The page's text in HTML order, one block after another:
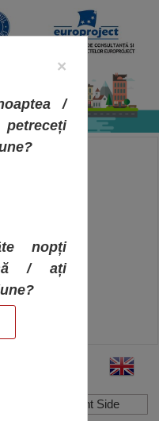
Show/Hide Right Side
×
/
nopți
să / ați